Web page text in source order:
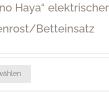
Haya“ elektrischer
Betteinsatz